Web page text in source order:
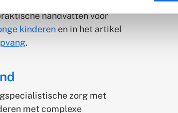
handvatten voor
kinderen en in het artikel
.
zorg met
met complexe